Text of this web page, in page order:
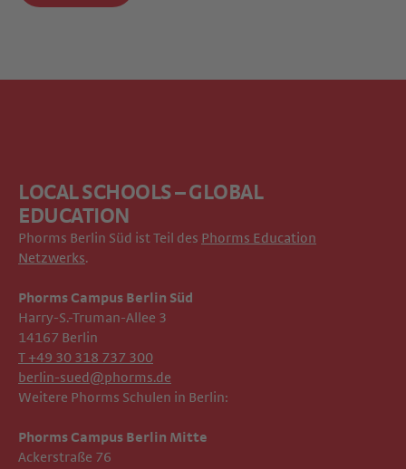
LOCAL SCHOOLS – GLOBAL
EDUCATION
Phorms Berlin Süd ist Teil des Phorms Education
Netzwerks.
Phorms Campus Berlin Süd
Harry-S.-Truman-Allee 3
14167 Berlin
T +49 30 318 737 300
berlin-sued@phorms.de
Weitere Phorms Schulen in Berlin:
Phorms Campus Berlin Mitte
Ackerstraße 76